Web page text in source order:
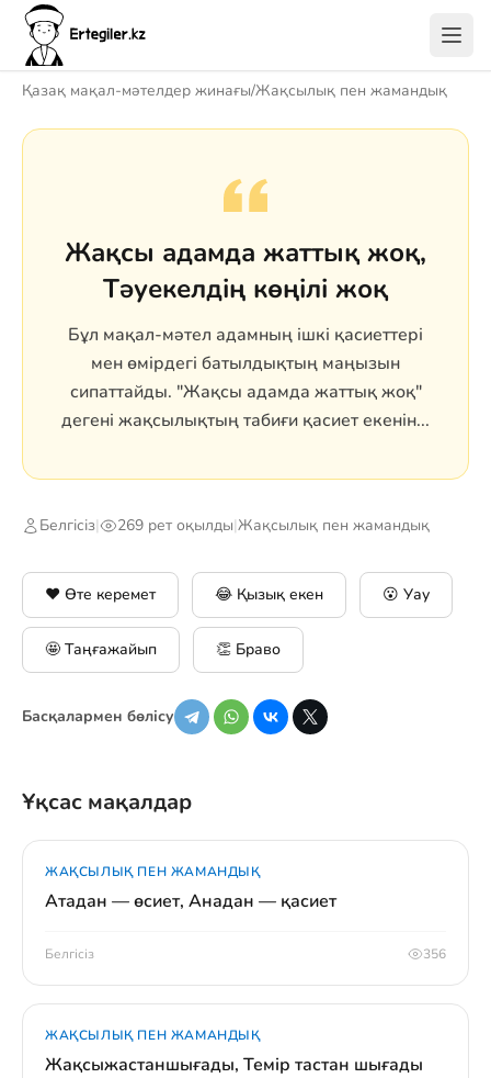
Қазақ мақал-мәтелдер жинағы/Жақсылық пен жамандық
Жақсы адамда жаттық жоқ,
Тәуекелдің көңілі жоқ
Бұл мақал-мәтел адамның ішкі қасиеттері
мен өмірдегі батылдықтың маңызын
сипаттайды. "Жақсы адамда жаттық жоқ"
дегені жақсылықтың табиғи қасиет екенін...
Белгісіз| 269 рет оқылды|Жақсылық пен жамандық
❤️ Өте керемет 😂 Қызық екен 😮 Уау
🤩 Таңғажайып 👏 Браво
Басқалармен бөлісу
Ұқсас мақалдар
ЖАҚСЫЛЫҚ ПЕН ЖАМАНДЫҚ
Атадан — өсиет, Анадан — қасиет
Белгісіз 356
ЖАҚСЫЛЫҚ ПЕН ЖАМАНДЫҚ
Жақсыжастаншығады, Темір тастан шығады